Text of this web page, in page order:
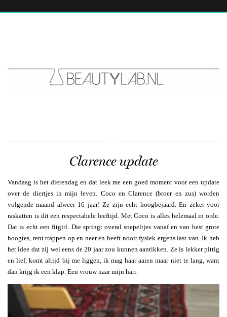
Clarence update
Vandaag is het dierendag en dat leek me een goed moment voor een update
over de diertjes in mijn leven. Coco en Clarence (broer en zus) worden
volgende maand alweer 16 jaar! Ze zijn echt hoogbejaard. En zeker voor
raskatten is dit een respectabele leeftijd. Met Coco is alles helemaal in orde.
Dat is echt een fitgirl. Die springt overal soepeltjes vanaf en van best grote
hoogtes, rent trappen op en neer en heeft nooit fysiek ergens last van. Ik heb
het idee dat zij wel eens de 20 jaar zou kunnen aantikken. Ze is lekker pittig
en lief, komt altijd bij me liggen, ik mag haar aaien maar niet te lang, want
dan krijg ik een klap. Een vrouw naar mijn hart.